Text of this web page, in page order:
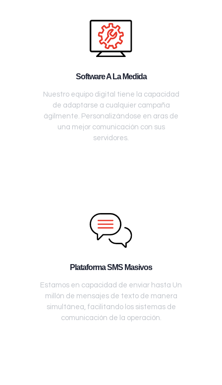
Software A La Medida
Nuestro equipo digital tiene la capacidad
de adaptarse a cualquier campaña
ágilmente. Personalizándose en aras de
una mejor comunicación con sus
servidores.
Plataforma SMS Masivos
Estamos en capacidad de enviar hasta Un
millón de mensajes de texto de manera
simultánea, facilitando los sistemas de
comunicación de la operación.